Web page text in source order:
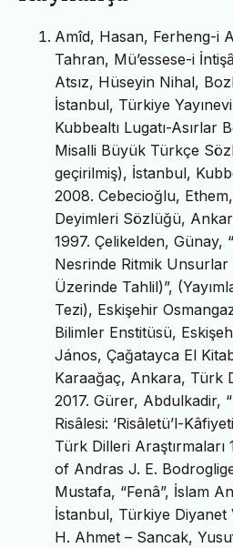
Amîd, Hasan, Ferheng-i
Tahran, Mü’essese-i
Atsız, Hüseyin Nihal,
İstanbul, Türkiye
Kubbealtı Lugatı-Asırlar
Misalli Büyük Türkçe
geçirilmiş), İstanbul,
2008. Cebecioğlu,
Deyimleri Sözlüğü,
1997. Çelikelden, Günay,
Nesrinde Ritmik Unsurlar
Üzerinde Tahlil)”,
Tezi), Eskişehir
Bilimler Enstitüsü,
János, Çağatayca El
Karaağaç, Ankara, Türk
2017. Gürer, Abdulkadir,
Risâlesi: ‘Risâletü’l-
Türk Dilleri
of Andras J. E.
Mustafa, “Fenâ”, İslam
İstanbul, Türkiye Diyanet
H. Ahmet – Sancak,